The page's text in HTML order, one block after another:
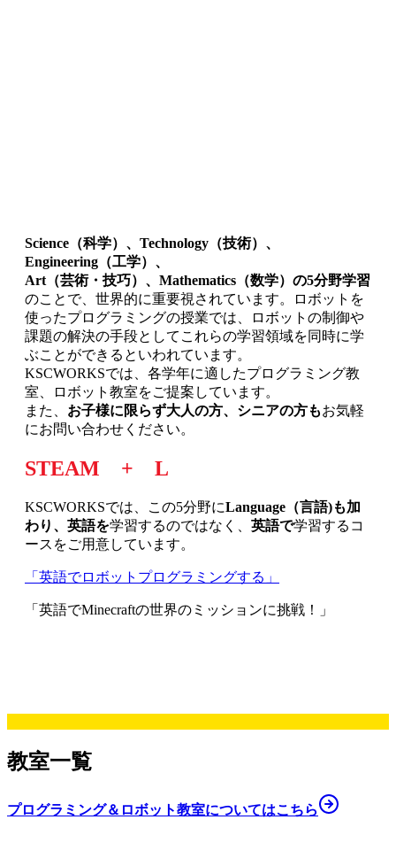
Science（科学）、Technology（技術）、
Engineering（工学）、
Art（芸術・技巧）、Mathematics（数学）の5分野学習
のことで、世界的に重要視されています。ロボットを
使ったプログラミングの授業では、ロボットの制御や
課題の解決の手段としてこれらの学習領域を同時に学
ぶことができるといわれています。
KSCWORKSでは、各学年に適したプログラミング教
室、ロボット教室をご提案しています。
また、 お子様に限らず大人の方、シニアの方もお気軽
にお問い合わせください。
STEAM + L
KSCWORKSでは、この5分野にLanguage（言語)も加
わり、 英語を学習するのではなく、 英語で学習するコ
ースをご用意しています。
「英語でロボットプログラミングする」
「英語でMinecraftの世界のミッションに挑戦！」
教室一覧
プログラミング＆ロボット教室についてはこちら